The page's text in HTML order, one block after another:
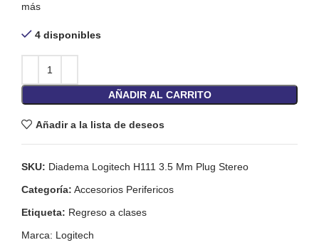
más
4 disponibles
AÑADIR AL CARRITO
Añadir a la lista de deseos
SKU: Diadema Logitech H111 3.5 Mm Plug Stereo
Categoría: Accesorios Perifericos
Etiqueta: Regreso a clases
Marca: Logitech